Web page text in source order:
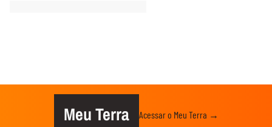
Meu Terra Acessar o Meu Terra →